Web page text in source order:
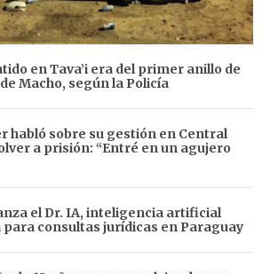
en Tava’i era del primer anillo de
Macho, según la Policía
habló sobre su gestión en Central
a prisión: “Entré en un agujero
el Dr. IA, inteligencia artificial
consultas jurídicas en Paraguay